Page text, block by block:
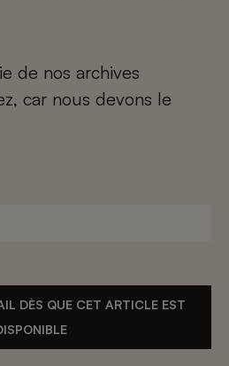
de nos archives
car nous devons le
DÈS QUE CET ARTICLE EST